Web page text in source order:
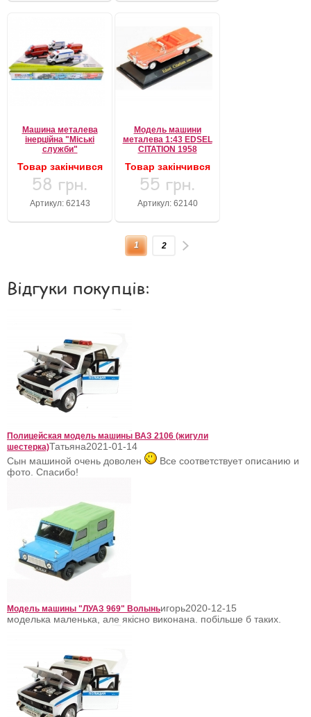
Машина металева
інерційна "Міські
служби"
Товар закінчився
58 грн.
Артикул: 62143
Модель машини
металева 1:43 EDSEL
CITATION 1958
Товар закінчився
55 грн.
Артикул: 62140
1 2
Відгуки покупців:
Полицейская модель машины ВАЗ 2106 (жигули
шестерка)Татьяна2021-01-14
Сын машиной очень доволен
Все соответствует описанию и
фото. Спасибо!
Модель машины "ЛУАЗ 969" Волыньигорь2020-12-15
моделька маленька, але якісно виконана. побільше б таких.